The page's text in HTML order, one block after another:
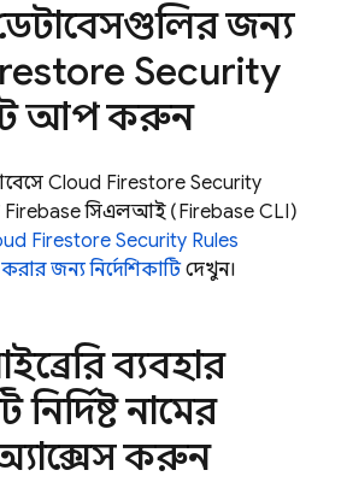
জন্য
Security
আপ করুন
Cloud Firestore Security
Firebaseসিএলআই (Firebase CLI)
Firestore Security Rules
জন্য নির্দেশিকাটিদেখুন।
ব্যবহার
নামের
করুন